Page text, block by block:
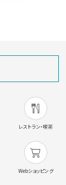
レストラン・喫茶
Webショッピング